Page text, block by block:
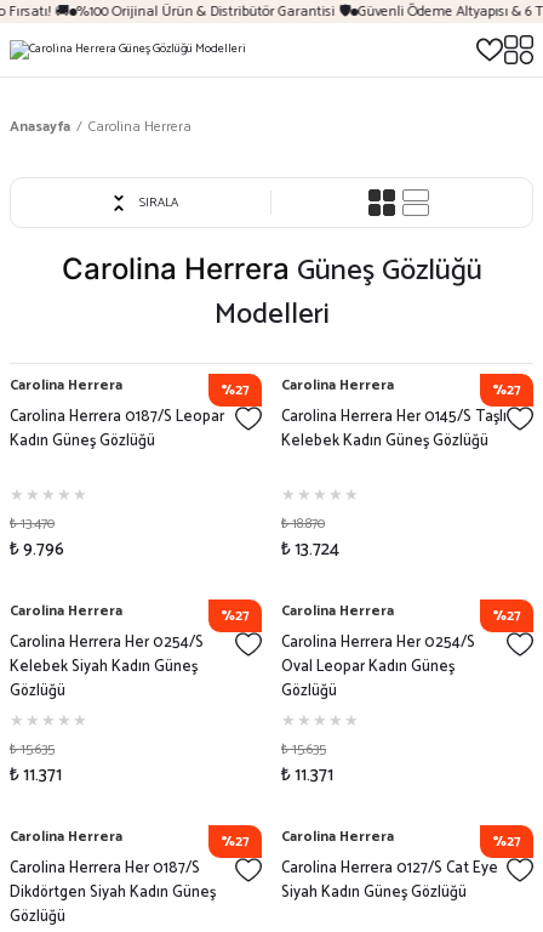
🚚 %100 Orijinal Ürün & Distribütör Garantisi 🛡️ Güvenli Ödeme Altyapısı & 6
Anasayfa Carolina Herrera
SIRALA
Carolina Herrera Güneş Gözlüğü
Modelleri
%27
Carolina Herrera
Carolina Herrera 0187/S Leopar
Kadın Güneş Gözlüğü
₺ 13.470
₺ 9.796
%27
Carolina Herrera
Carolina Herrera Her 0145/S Taşlı
Kelebek Kadın Güneş Gözlüğü
₺ 18.870
₺ 13.724
%27
Carolina Herrera
Carolina Herrera Her 0254/S
Kelebek Siyah Kadın Güneş
Gözlüğü
₺ 15.635
₺ 11.371
%27
Carolina Herrera
Carolina Herrera Her 0254/S
Oval Leopar Kadın Güneş
Gözlüğü
₺ 15.635
₺ 11.371
%27
Carolina Herrera
Carolina Herrera Her 0187/S
Dikdörtgen Siyah Kadın Güneş
Gözlüğü
%27
Carolina Herrera
Carolina Herrera 0127/S Cat Eye
Siyah Kadın Güneş Gözlüğü